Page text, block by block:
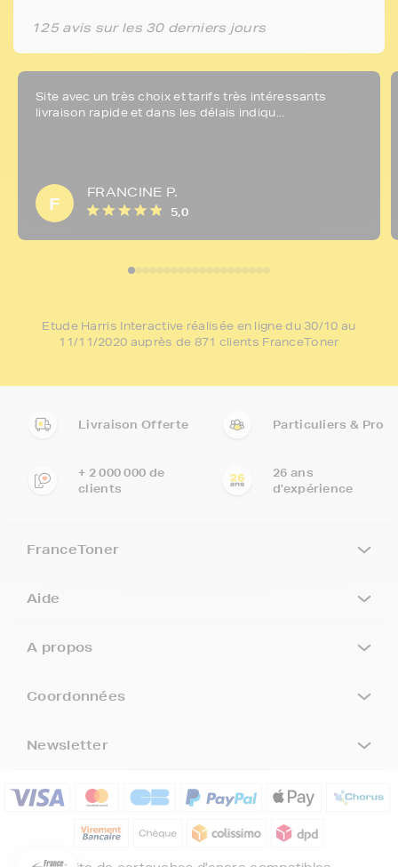
125 avis sur les 30 derniers jours
Site avec un très choix et tarifs très intéressants
livraison rapide et dans les délais indiqu...
F
FRANCINE P.
5,0
Etude Harris Interactive réalisée en ligne du 30/10 au
11/11/2020 auprès de 871 clients FranceToner
Livraison Offerte Particuliers & Pro
+ 2 000 000 de
clients
26 ans
d'expérience
FranceToner
Aide
A propos
Coordonnées
Newsletter
Inscrivez-vous à notre newsletter, suivez notre actualité et